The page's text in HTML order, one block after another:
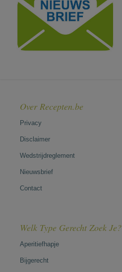
Over Recepten.be
Privacy
Disclaimer
Wedstrijdreglement
Nieuwsbrief
Contact
Welk Type Gerecht Zoek Je?
Aperitiefhapje
Bijgerecht